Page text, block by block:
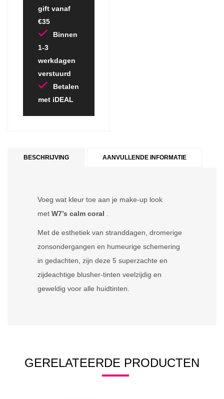
gift vanaf
€35
Binnen
1-3
werkdagen
verstuurd
Betalen
met iDEAL
BESCHRIJVING AANVULLENDE INFORMATIE
Voeg wat kleur toe aan je make-up look
met W7’s calm coral
Met de esthetiek van stranddagen, dromerige
zonsondergangen en humeurige schemering
in gedachten, zijn deze 5 superzachte en
zijdeachtige blusher-tinten veelzijdig en
geweldig voor alle huidtinten.
GERELATEERDE PRODUCTEN